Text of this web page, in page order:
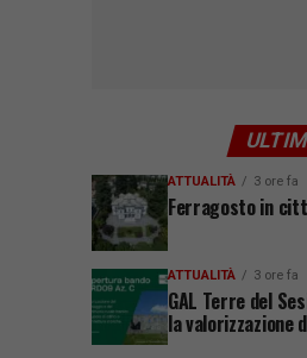
ATTUALITÀ 3 ore fa
Ferragosto in
ATTUALITÀ 3 ore fa
GAL Terre del
la valorizzazione